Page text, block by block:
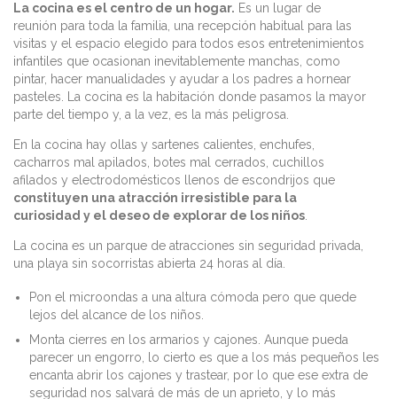
La cocina es el centro de un hogar. Es un lugar de
reunión para toda la familia, una recepción habitual para las
visitas y el espacio elegido para todos esos entretenimientos
infantiles que ocasionan inevitablemente manchas, como
pintar, hacer manualidades y ayudar a los padres a hornear
pasteles. La cocina es la habitación donde pasamos la mayor
parte del tiempo y, a la vez, es la más peligrosa.
En la cocina hay ollas y sartenes calientes, enchufes,
cacharros mal apilados, botes mal cerrados, cuchillos
afilados y electrodomésticos llenos de escondrijos que
constituyen una atracción irresistible para la
curiosidad y el deseo de explorar de los niños.
La cocina es un parque de atracciones sin seguridad privada,
una playa sin socorristas abierta 24 horas al día.
Pon el microondas a una altura cómoda pero que quede
lejos del alcance de los niños.
Monta cierres en los armarios y cajones. Aunque pueda
parecer un engorro, lo cierto es que a los más pequeños les
encanta abrir los cajones y trastear, por lo que ese extra de
seguridad nos salvará de más de un aprieto, y lo más